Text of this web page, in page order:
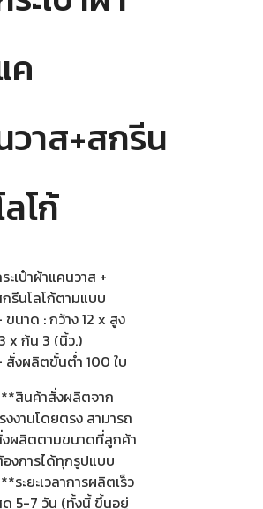
ค
วาส+สกรีน
ลโก้
ะเป๋าผ้าแคนวาส +
รีนโลโก้ตามแบบ
ขนาด : กว้าง 12 x สูง
x ก้น 3 (นิ้ว.)
สั่งผลิตขั้นต่ำ 100 ใบ
สินค้าสั่งผลิตจาก
งงานโดยตรง สามารถ
ผลิตตามขนาดที่ลูกค้า
งการได้ทุกรูปแบบ
ระยะเวลาการผลิตเร็ว
5-7 วัน (ทั้งนี้ ขึ้นอยู่